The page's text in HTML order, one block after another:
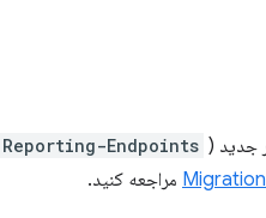
جدید ( Reporting-Endpoints
مراجعه کنید.